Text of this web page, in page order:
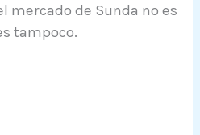
mercado de Sunda no es
tampoco.